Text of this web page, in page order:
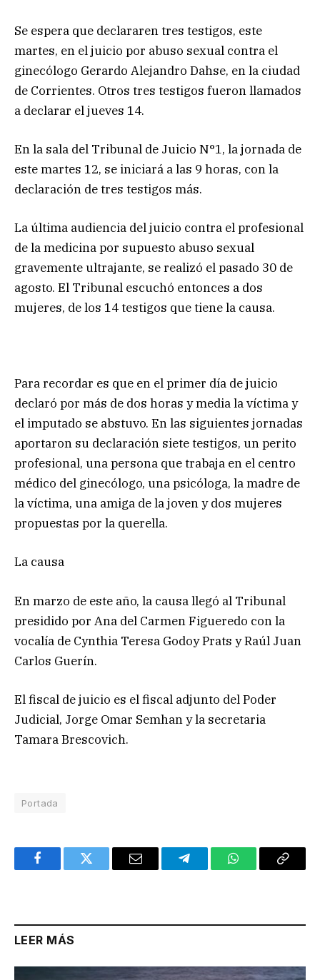
Se espera que declararen tres testigos, este
martes, en el juicio por abuso sexual contra el
ginecólogo Gerardo Alejandro Dahse, en la ciudad
de Corrientes. Otros tres testigos fueron llamados
a declarar el jueves 14.
En la sala del Tribunal de Juicio N°1, la jornada de
este martes 12, se iniciará a las 9 horas, con la
declaración de tres testigos más.
La última audiencia del juicio contra el profesional
de la medicina por supuesto abuso sexual
gravemente ultrajante, se realizó el pasado 30 de
agosto. El Tribunal escuchó entonces a dos
mujeres, de los 14 testigos que tiene la causa.
Para recordar es que en el primer día de juicio
declaró por más de dos horas y media la víctima y
el imputado se abstuvo. En las siguientes jornadas
aportaron su declaración siete testigos, un perito
profesional, una persona que trabaja en el centro
médico del ginecólogo, una psicóloga, la madre de
la víctima, una amiga de la joven y dos mujeres
propuestas por la querella.
La causa
En marzo de este año, la causa llegó al Tribunal
presidido por Ana del Carmen Figueredo con la
vocalía de Cynthia Teresa Godoy Prats y Raúl Juan
Carlos Guerín.
El fiscal de juicio es el fiscal adjunto del Poder
Judicial, Jorge Omar Semhan y la secretaria
Tamara Brescovich.
Portada
FacebookTwitter Email TelegramWhatsAppCopy
LEER MÁS